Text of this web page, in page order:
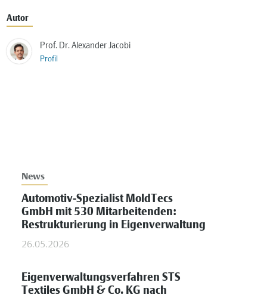
Autor
Prof. Dr. Alexander Jacobi
Profil
News
Automotiv-Spezialist MoldTecs
GmbH mit 530 Mitarbeitenden:
Restrukturierung in Eigenverwaltung
26.05.2026
Eigenverwaltungsverfahren STS
Textiles GmbH & Co. KG nach